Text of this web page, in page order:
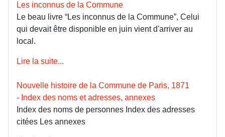
Les inconnus de la Commune
Le beau livre “Les inconnus de la Commune”, Celui
qui devait être disponible en juin vient d'arriver au
local.
Lire la suite...
Nouvelle histoire de la Commune de Paris, 1871
- Index des noms et adresses, annexes
Index des noms de personnes Index des adresses
citées Les annexes